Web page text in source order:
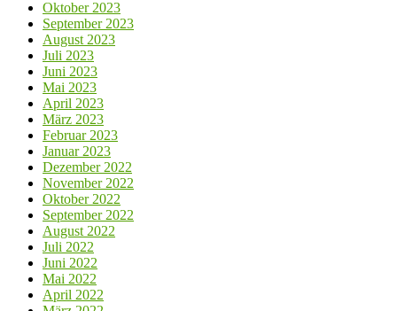
Oktober 2023
September 2023
August 2023
Juli 2023
Juni 2023
Mai 2023
April 2023
März 2023
Februar 2023
Januar 2023
Dezember 2022
November 2022
Oktober 2022
September 2022
August 2022
Juli 2022
Juni 2022
Mai 2022
April 2022